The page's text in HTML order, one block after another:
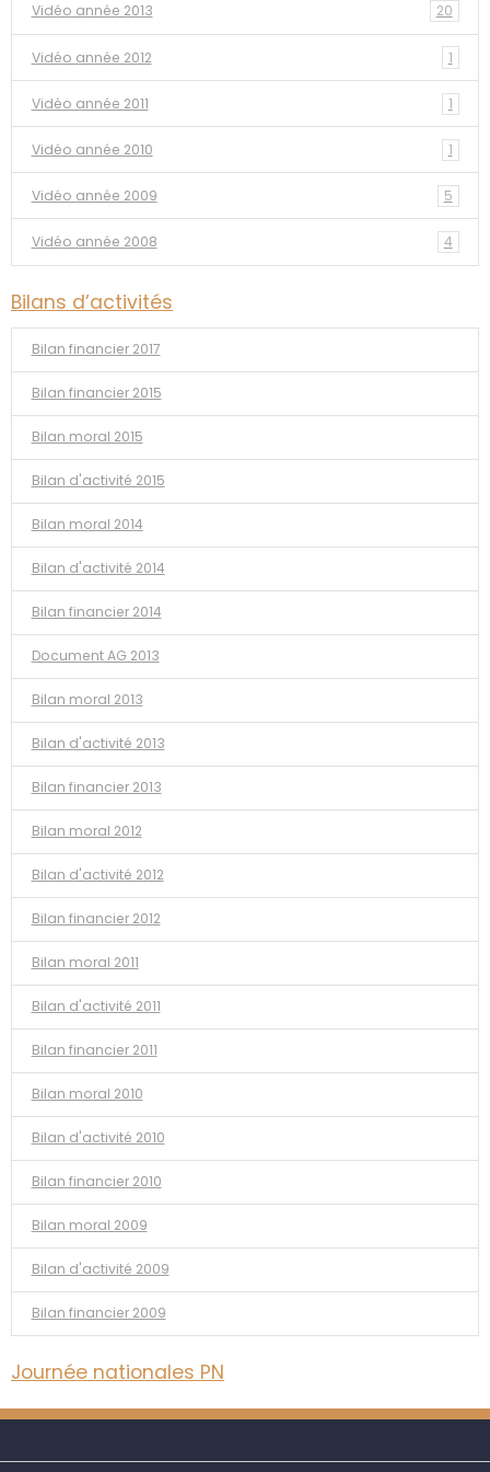
Vidéo année 2013 20
Vidéo année 2012 1
Vidéo année 2011 1
Vidéo année 2010 1
Vidéo année 2009 5
Vidéo année 2008 4
Bilans d’activités
Bilan financier 2017
Bilan financier 2015
Bilan moral 2015
Bilan d'activité 2015
Bilan moral 2014
Bilan d'activité 2014
Bilan financier 2014
Document AG 2013
Bilan moral 2013
Bilan d'activité 2013
Bilan financier 2013
Bilan moral 2012
Bilan d'activité 2012
Bilan financier 2012
Bilan moral 2011
Bilan d'activité 2011
Bilan financier 2011
Bilan moral 2010
Bilan d'activité 2010
Bilan financier 2010
Bilan moral 2009
Bilan d'activité 2009
Bilan financier 2009
Journée nationales PN